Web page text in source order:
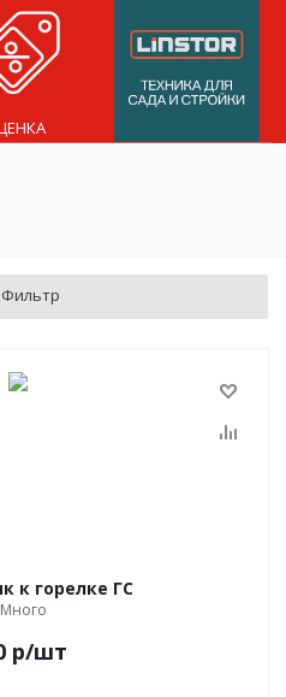
Фильтр
к горелке ГС
Много
р/шт